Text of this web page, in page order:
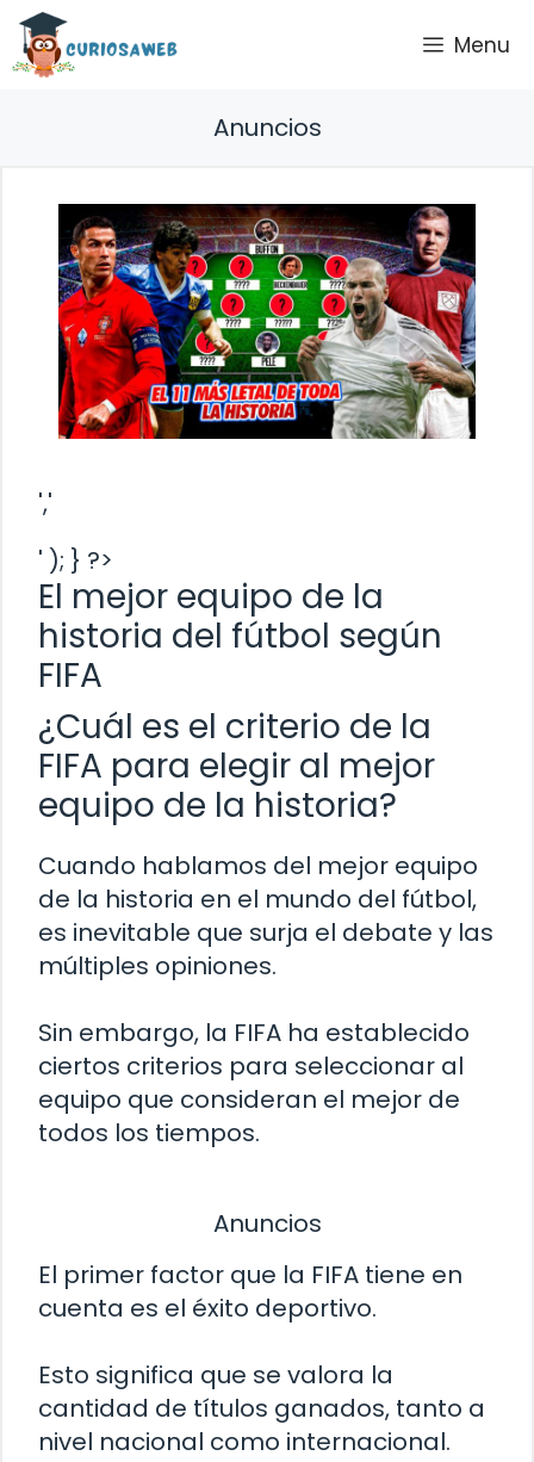
Saltar
contenido
Menu
Anuncios
','
' ); } ?>
El mejor equipo de la
historia del fútbol según
FIFA
¿Cuál es el criterio de la
FIFA para elegir al mejor
equipo de la historia?
Cuando hablamos del mejor equipo
de la historia en el mundo del fútbol,
es inevitable que surja el debate y las
múltiples opiniones.
Sin embargo, la FIFA ha establecido
ciertos criterios para seleccionar al
equipo que consideran el mejor de
todos los tiempos.
Anuncios
El primer factor que la FIFA tiene en
cuenta es el éxito deportivo.
Esto significa que se valora la
cantidad de títulos ganados, tanto a
nivel nacional como internacional.